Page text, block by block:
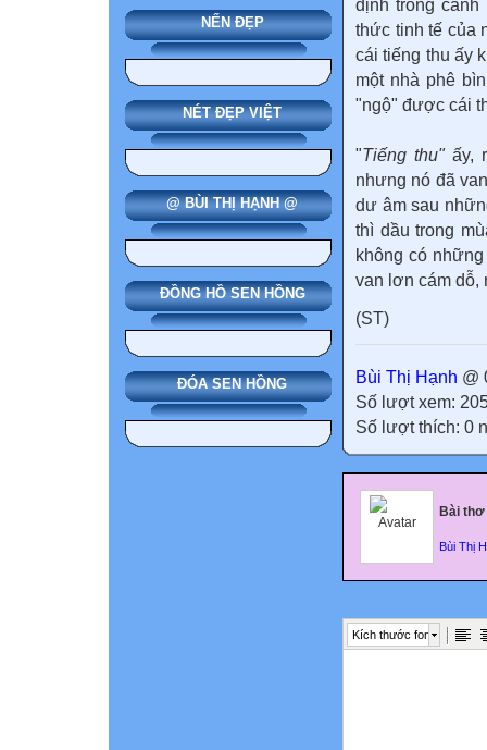
NẾN ĐẸP
NÉT ĐẸP VIỆT
@ BÙI THỊ HẠNH @
ĐỒNG HỒ SEN HỒNG
ĐÓA SEN HỒNG
định trong
thức tinh tế của
cái tiếng thu ấy
một nhà phê
"ngộ" được cái
"Tiếng thu"ấy,
nhưng nó đã
dư âm sau
thì dầu trong
không có những
van lơn cám dỗ,
(ST)
Bùi Thị Hạnh @
Số lượt xem:
Số lượt thích: 0
Bài thơ
Bùi Thị
Kích thước font